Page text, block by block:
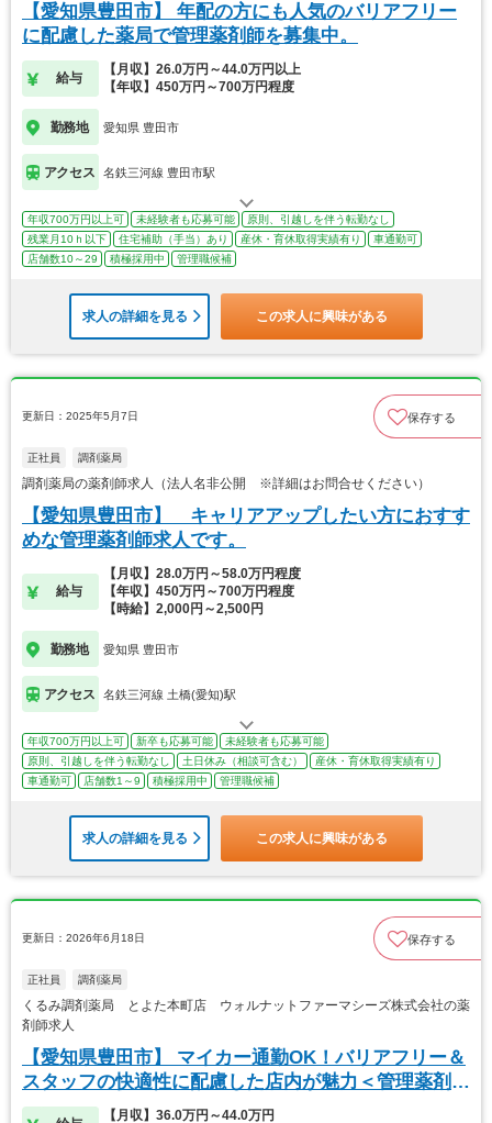
【愛知県豊田市】 年配の方にも人気のバリアフリー
に配慮した薬局で管理薬剤師を募集中。
給与
【月収】26.0万円～44.0万円以上
【年収】450万円～700万円程度
勤務地 愛知県 豊田市
アクセス 名鉄三河線 豊田市駅
年収700万円以上可 未経験者も応募可能
原則、引越しを伴う転勤なし
残業月10ｈ以下
住宅補助（手当）あり 産休・育休取得実績有り
車通勤可
店舗数10～29
積極採用中 管理職候補
求人の詳細を見る この求人に興味がある
更新日：2025年5月7日 保存する
正社員 調剤薬局
調剤薬局の薬剤師求人（法人名非公開 ※詳細はお問合せください）
【愛知県豊田市】 キャリアアップしたい方におすす
めな管理薬剤師求人です。
給与
【月収】28.0万円～58.0万円程度
【年収】450万円～700万円程度
【時給】2,000円～2,500円
勤務地 愛知県 豊田市
アクセス 名鉄三河線 土橋(愛知)駅
年収700万円以上可 新卒も応募可能
未経験者も応募可能
原則、引越しを伴う転勤なし
土日休み（相談可含む）
産休・育休取得実績有り
車通勤可
店舗数1～9 積極採用中 管理職候補
求人の詳細を見る この求人に興味がある
更新日：2026年6月18日 保存する
正社員 調剤薬局
くるみ調剤薬局 とよた本町店 ウォルナットファーマシーズ株式会社の薬
剤師求人
【愛知県豊田市】 マイカー通勤OK！バリアフリー＆
スタッフの快適性に配慮した店内が魅力＜管理薬剤師
＞
【月収】36.0万円～44.0万円